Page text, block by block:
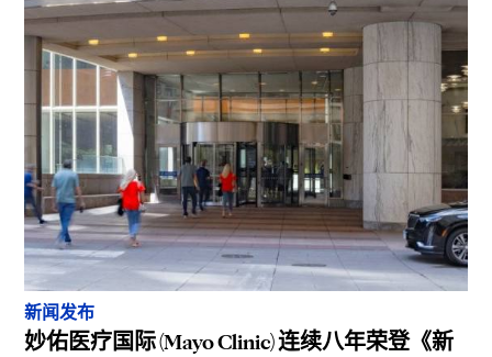
新闻发布
妙佑医疗国际 (Mayo Clinic) 连续八年荣登《新